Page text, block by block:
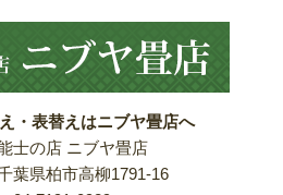
・表替えはニブヤ畳店へ
士の店 ニブヤ畳店
葉県柏市高柳1791-16